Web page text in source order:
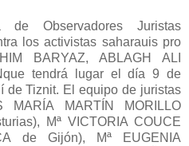
de Observadores Juristas
los activistas saharauis pro
BARYAZ,
ABLAGH ALI
que tendrá lugar el día 9 de
de Tiznit. El equipo de juristas
MARTÍN MORILLO
,
Mª VICTORIA COUCE
de Gijón),
Mª EUGENIA